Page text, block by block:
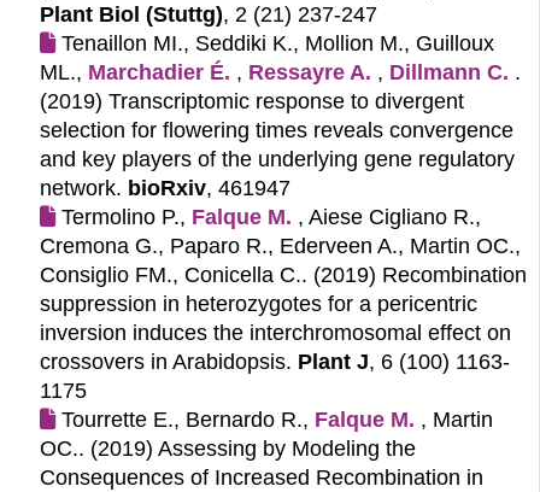
Plant Biol (Stuttg), 2 (21) 237-247
Tenaillon MI., Seddiki K., Mollion M., Guilloux
ML., Marchadier É. , Ressayre A. , Dillmann C. .
(2019) Transcriptomic response to divergent
selection for flowering times reveals convergence
and key players of the underlying gene regulatory
network. bioRxiv, 461947
Termolino P., Falque M. , Aiese Cigliano R.,
Cremona G., Paparo R., Ederveen A., Martin OC.,
Consiglio FM., Conicella C.. (2019) Recombination
suppression in heterozygotes for a pericentric
inversion induces the interchromosomal effect on
crossovers in Arabidopsis. Plant J, 6 (100) 1163-
1175
Tourrette E., Bernardo R., Falque M. , Martin
OC.. (2019) Assessing by Modeling the
Consequences of Increased Recombination in